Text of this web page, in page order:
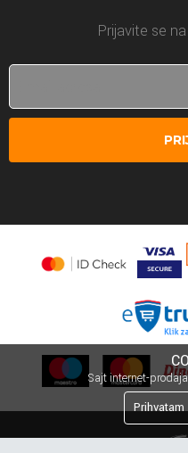
Prijavite se
Sajt internet-
Prihvatam